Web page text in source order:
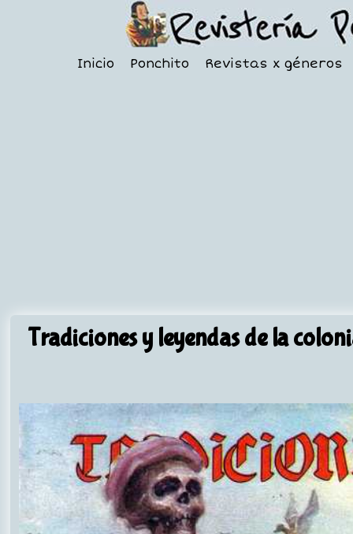
Inicio Ponchito Revistas x géneros
Tradiciones y leyendas de la